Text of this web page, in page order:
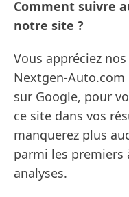
Comment suivre
notre site ?
Vous appréciez
Nextgen-
sur Google, pour
ce site dans vos
manquerez plus
parmi les premiers
analyses.